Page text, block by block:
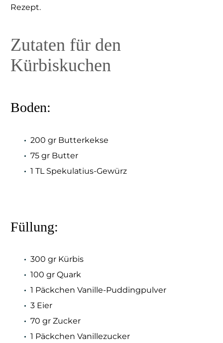
Rezept.
Zutaten für den
Kürbiskuchen
Boden:
200 gr Butterkekse
75 gr Butter
1 TL Spekulatius-Gewürz
Füllung:
300 gr Kürbis
100 gr Quark
1 Päckchen Vanille-Puddingpulver
3 Eier
70 gr Zucker
1 Päckchen Vanillezucker